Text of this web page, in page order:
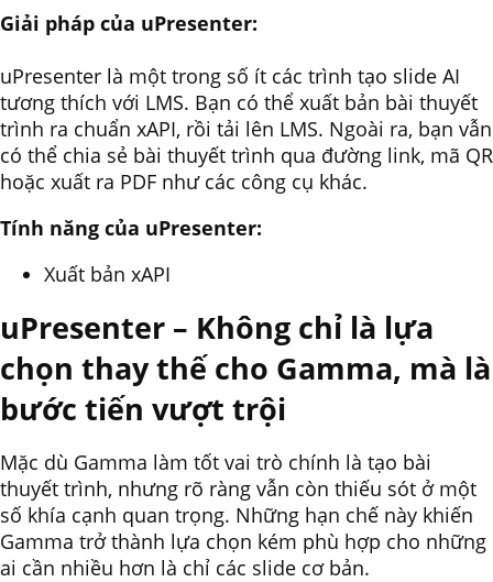
Giải pháp của uPresenter:
uPresenter là một trong số ít các trình tạo slide AI
tương thích với LMS. Bạn có thể xuất bản bài thuyết
trình ra chuẩn xAPI, rồi tải lên LMS. Ngoài ra, bạn vẫn
có thể chia sẻ bài thuyết trình qua đường link, mã QR
hoặc xuất ra PDF như các công cụ khác.
Tính năng của uPresenter:
Xuất bản xAPI
uPresenter – Không chỉ là lựa
chọn thay thế cho Gamma, mà là
bước tiến vượt trội
Mặc dù Gamma làm tốt vai trò chính là tạo bài
thuyết trình, nhưng rõ ràng vẫn còn thiếu sót ở một
số khía cạnh quan trọng. Những hạn chế này khiến
Gamma trở thành lựa chọn kém phù hợp cho những
ai cần nhiều hơn là chỉ các slide cơ bản.